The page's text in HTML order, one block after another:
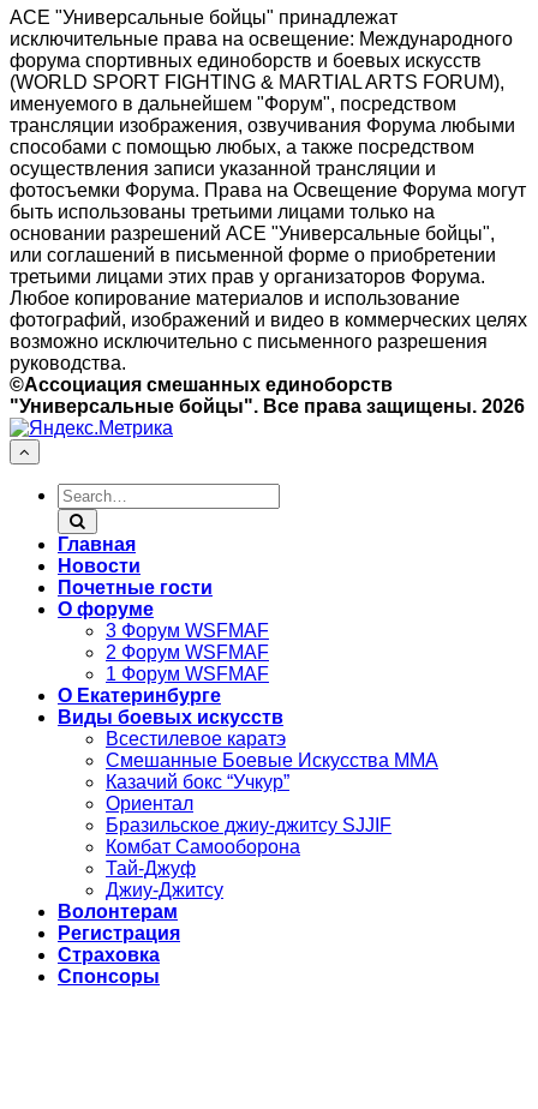
АСЕ "Универсальные бойцы" принадлежат
исключительные права на освещение: Международного
форума спортивных единоборств и боевых искусств
(WORLD SPORT FIGHTING & MARTIAL ARTS FORUM),
именуемого в дальнейшем "Форум", посредством
трансляции изображения, озвучивания Форума любыми
способами с помощью любых, а также посредством
осуществления записи указанной трансляции и
фотосъемки Форума. Права на Освещение Форума могут
быть использованы третьими лицами только на
основании разрешений АСЕ "Универсальные бойцы",
или соглашений в письменной форме о приобретении
третьими лицами этих прав у организаторов Форума.
Любое копирование материалов и использование
фотографий, изображений и видео в коммерческих целях
возможно исключительно с письменного разрешения
руководства.
©Ассоциация смешанных единоборств
"Универсальные бойцы". Все права защищены. 2026
Главная
Новости
Почетные гости
О форуме
3 Форум WSFMAF
2 Форум WSFMAF
1 Форум WSFMAF
О Екатеринбурге
Виды боевых искусств
Всестилевое каратэ
Смешанные Боевые Искусства ММА
Казачий бокс “Учкур”
Ориентал
Бразильское джиу-джитсу SJJIF
Комбат Самооборона
Тай-Джуф
Джиу-Джитсу
Волонтерам
Регистрация
Страховка
Спонсоры